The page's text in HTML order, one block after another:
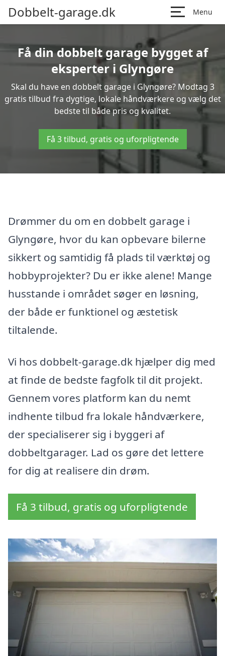
Dobbelt-garage.dk Menu
Få din dobbelt garage bygget af
eksperter i Glyngøre
Skal du have en dobbelt garage i Glyngøre? Modtag 3
gratis tilbud fra dygtige, lokale håndværkere og vælg det
bedste til både pris og kvalitet.
Få 3 tilbud, gratis og uforpligtende
Drømmer du om en dobbelt garage i
Glyngøre, hvor du kan opbevare bilerne
sikkert og samtidig få plads til værktøj og
hobbyprojekter? Du er ikke alene! Mange
husstande i området søger en løsning,
der både er funktionel og æstetisk
tiltalende.
Vi hos dobbelt-garage.dk hjælper dig med
at finde de bedste fagfolk til dit projekt.
Gennem vores platform kan du nemt
indhente tilbud fra lokale håndværkere,
der specialiserer sig i byggeri af
dobbeltgarager. Lad os gøre det lettere
for dig at realisere din drøm.
Få 3 tilbud, gratis og uforpligtende